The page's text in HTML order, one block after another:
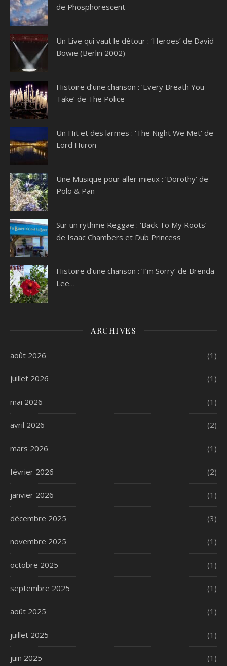
de Phosphorescent
Un Live qui vaut le détour : ‘Heroes’ de David
Bowie (Berlin 2002)
Histoire d’une chanson : ‘Every Breath You
Take’ de The Police
Un Hit et des larmes : ‘The Night We Met’ de
Lord Huron
Une Musique pour aller mieux : ‘Dorothy’ de
Polo & Pan
Sur un rythme Reggae : ‘Back To My Roots’
de Isaac Chambers et Dub Princess
Histoire d’une chanson : ‘I’m Sorry’ de Brenda
Lee…
ARCHIVES
août 2026 (1)
juillet 2026 (1)
mai 2026 (1)
avril 2026 (2)
mars 2026 (1)
février 2026 (2)
janvier 2026 (1)
décembre 2025 (3)
novembre 2025 (1)
octobre 2025 (1)
septembre 2025 (1)
août 2025 (1)
juillet 2025 (1)
juin 2025 (1)